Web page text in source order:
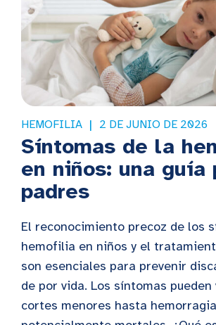
HEMOFILIA 2 DE JUNIO DE 2026
Síntomas de la
en niños: una guía
padres
El reconocimiento precoz de los
hemofilia en niños y el
son esenciales para prevenir
de por vida. Los síntomas
cortes menores hasta